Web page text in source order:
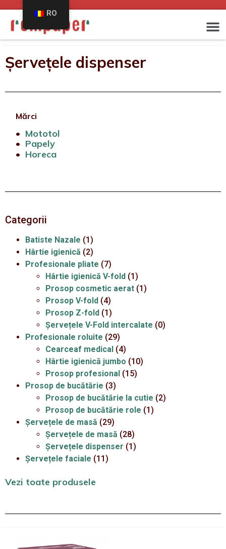
Șervețele dispenser
Mărci
• Mototol
• Papely
• Horeca
Categorii
Batiste Nazale (1)
Hârtie igienică (2)
Profesionale pliate (7)
Hârtie igienică V-fold (1)
Prosop cosmetic aerat (1)
Prosop V-fold (4)
Prosop Z-fold (1)
Șervețele V-Fold intercalate (0)
Profesionale roluite (29)
Cearceaf medical (4)
Hârtie igienică jumbo (10)
Prosop profesional (15)
Prosop de bucătărie (3)
Prosop de bucătărie la cutie (2)
Prosop de bucătărie role (1)
Șervețele de masă (29)
Șervețele de masă (28)
Șervețele dispenser (1)
Șervețele faciale (11)
Vezi toate produsele
RO